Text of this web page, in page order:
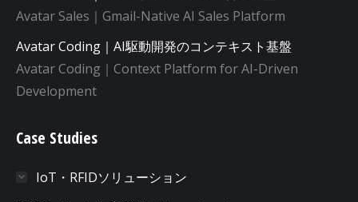
Avatar Sales｜Gmail-Native AI Sales Platform
Avatar Coding｜AI駆動開発のコンテキスト基盤
Avatar Coding｜Context Platform for AI-Driven
Development
Case Studies
IoT・RFIDソリューション